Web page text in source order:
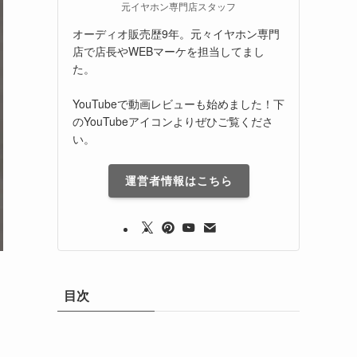
元イヤホン専門店スタッフ
オーディオ販売歴9年。元々イヤホン専門
店で店長やWEBマーケを担当してまし
た。
YouTubeで動画レビューも始めました！下
のYouTubeアイコンよりぜひご覧くださ
い。
運営者情報はこちら
目次